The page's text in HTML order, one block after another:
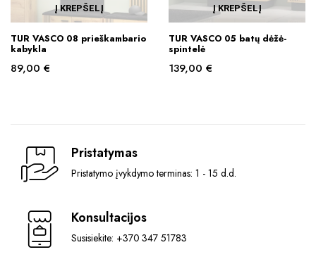
Į KREPŠELĮ
TUR VASCO 08 prieškambario
kabykla
89,00 €
Į KREPŠELĮ
TUR VASCO 05 batų dėžė-
spintelė
139,00 €
Pristatymas
Pristatymo įvykdymo terminas: 1 - 15 d.d.
Konsultacijos
Susisiekite: +370 347 51783